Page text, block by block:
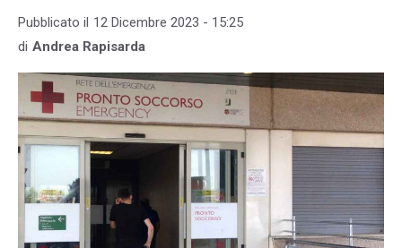
Pubblicato il 12 Dicembre 2023 - 15:25
di Andrea Rapisarda